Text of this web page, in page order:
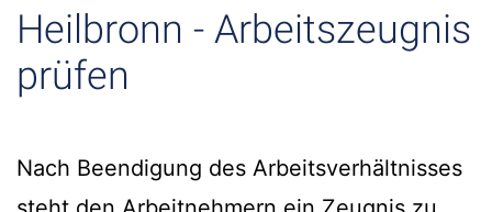
Heilbronn - Arbeitszeugnis
prüfen
Nach Beendigung des Arbeitsverhältnisses